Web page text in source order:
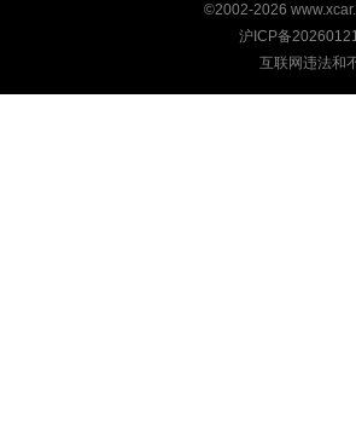
©2002-2026
沪ICP备
互联网违法和